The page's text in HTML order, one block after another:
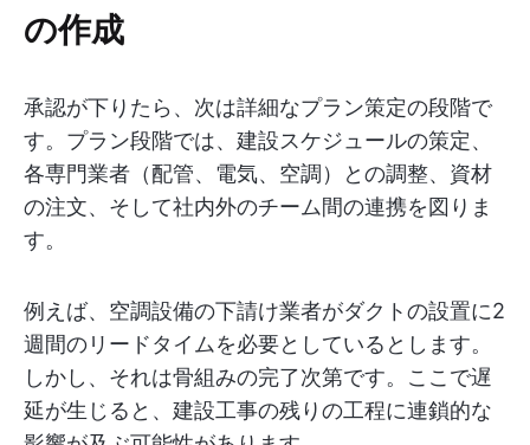
の作成
承認が下りたら、次は詳細なプラン策定の段階で
す。プラン段階では、建設スケジュールの策定、
各専門業者（配管、電気、空調）との調整、資材
の注文、そして社内外のチーム間の連携を図りま
す。
例えば、空調設備の下請け業者がダクトの設置に2
週間のリードタイムを必要としているとします。
しかし、それは骨組みの完了次第です。ここで遅
延が生じると、建設工事の残りの工程に連鎖的な